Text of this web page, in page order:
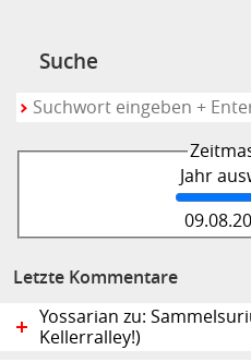
Suche
Jahr
09.08.
Letzte Kommentare
Yossarian zu:
Kellerralley!)